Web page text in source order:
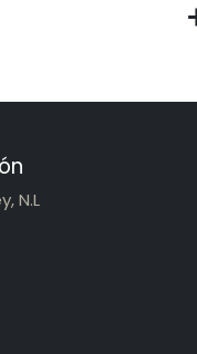
N.L